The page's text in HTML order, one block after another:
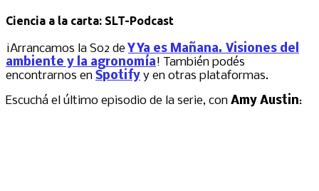
Ciencia a la carta: SLT-Podcast
¡Arrancamos la S02 deY Ya es Mañana. Visiones del
ambiente y la agronomía! También podés
encontrarnos en Spotify y en otras plataformas.
Escuchá el último episodio de la serie, con Amy Austin: